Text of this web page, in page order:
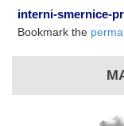
interni-smernice-
Bookmark the